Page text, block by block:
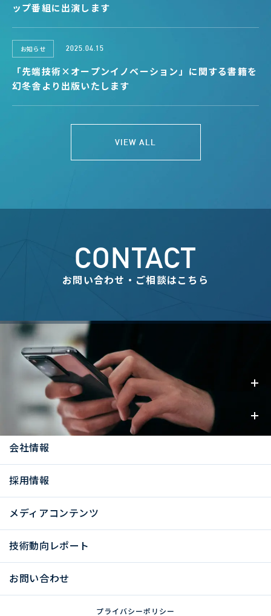
VIEW ALL
ップ番組に出演します
お知らせ 2025.04.15
「先端技術×オープンイノベーション」に関する書籍を
幻冬舎より出版いたします
CONTACT
お問い合わせ・ご相談はこちら
事業内容
お知らせ
会社情報
採用情報
メディアコンテンツ
技術動向レポート
お問い合わせ
プライバシーポリシー